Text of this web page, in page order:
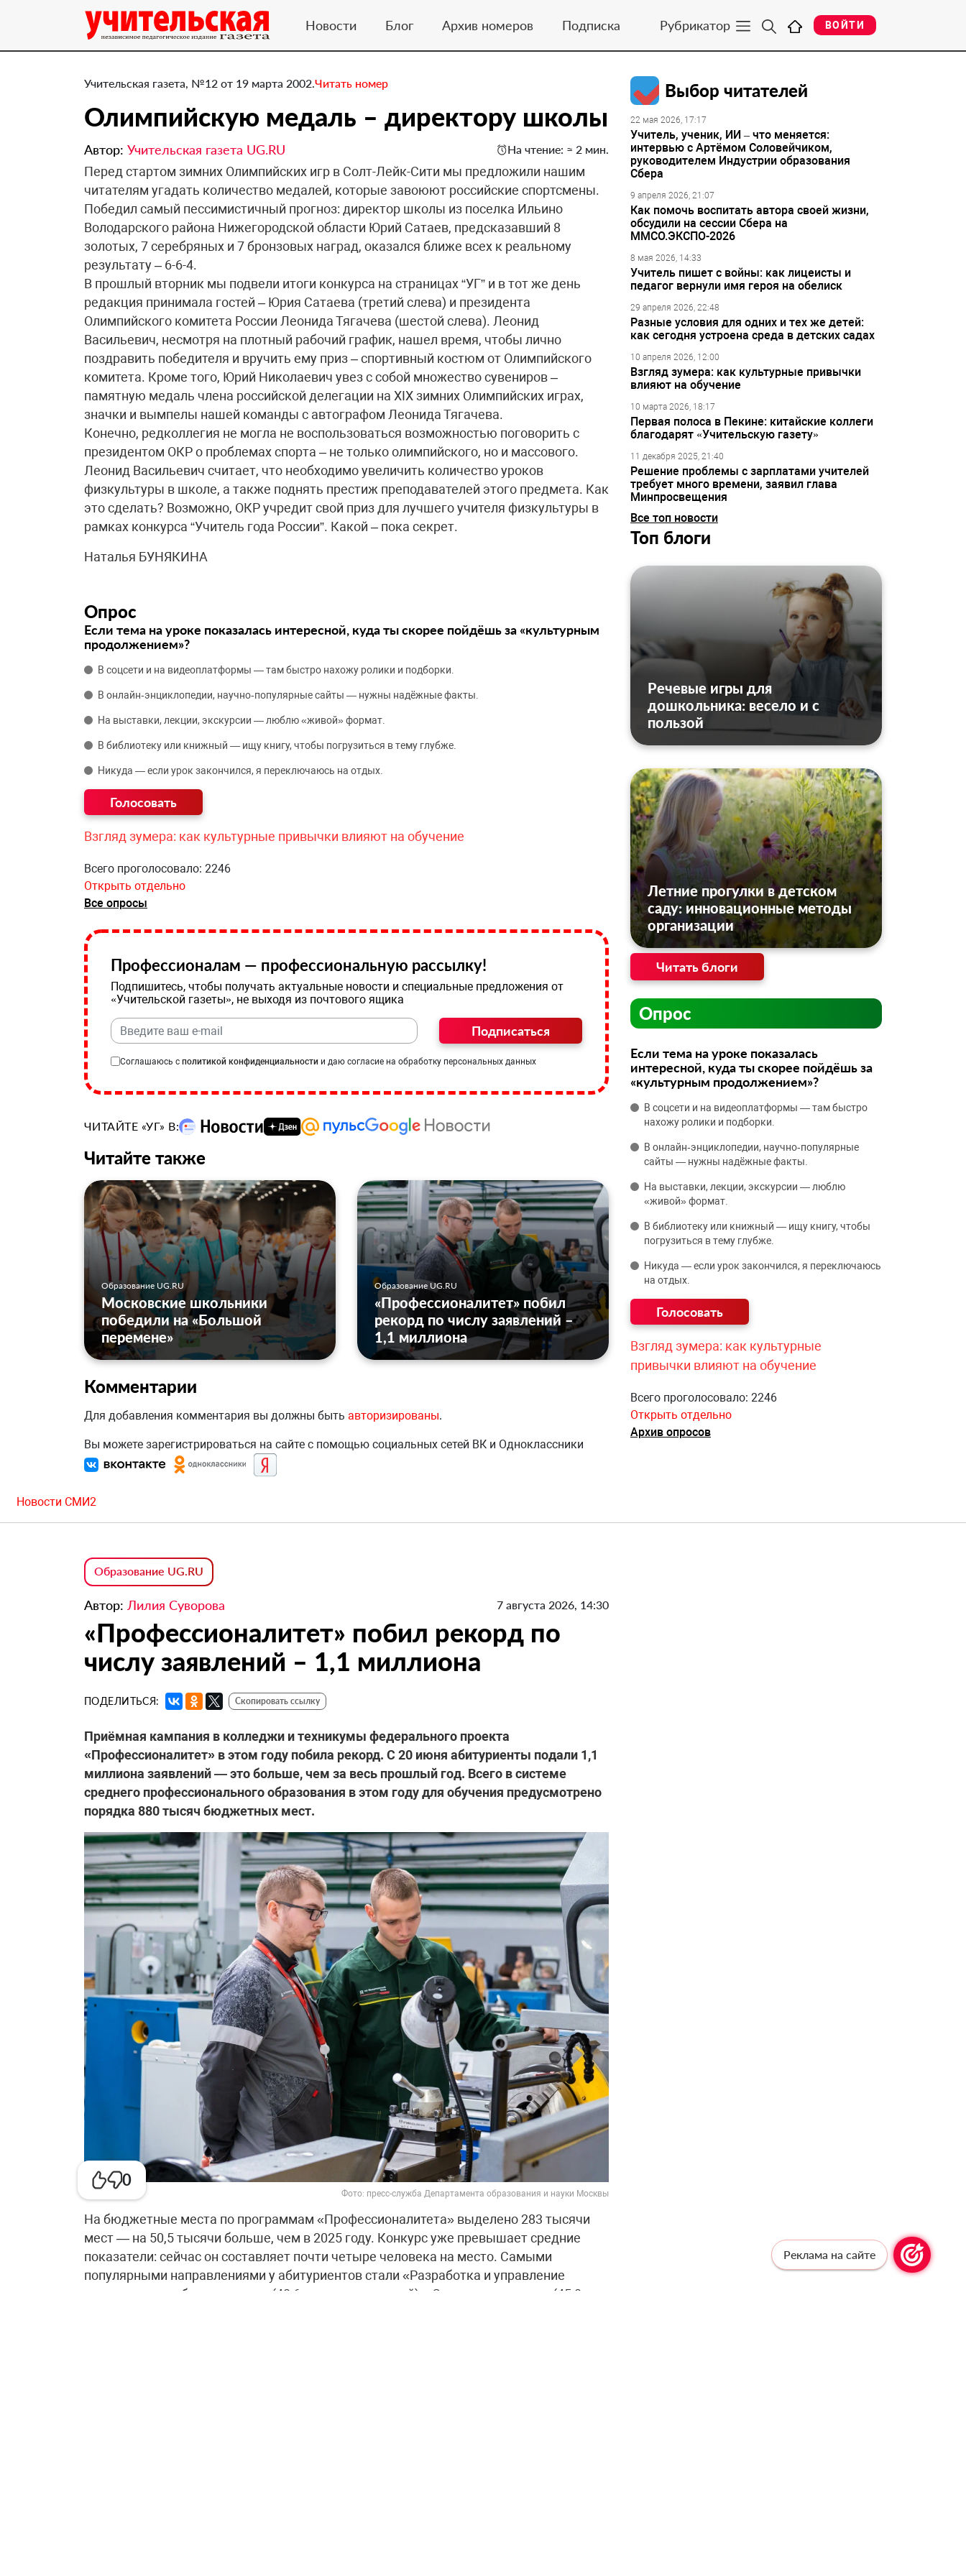
Новости Блог Архив номеров Подписка Рубрикатор ВОЙТИ
0
Учительская газета, №12 от 19 марта 2002.Читать номер
Олимпийскую медаль – директору школы
Автор: Учительская газета UG.RU На чтение: ≈ 2 мин.
Перед стартом зимних Олимпийских игр в Солт-Лейк-Сити мы предложили нашим
читателям угадать количество медалей, которые завоюют российские спортсмены.
Победил самый пессимистичный прогноз: директор школы из поселка Ильино
Володарского района Нижегородской области Юрий Сатаев, предсказавший 8
золотых, 7 серебряных и 7 бронзовых наград, оказался ближе всех к реальному
результату – 6-6-4.
В прошлый вторник мы подвели итоги конкурса на страницах “УГ” и в тот же день
редакция принимала гостей – Юрия Сатаева (третий слева) и президента
Олимпийского комитета России Леонида Тягачева (шестой слева). Леонид
Васильевич, несмотря на плотный рабочий график, нашел время, чтобы лично
поздравить победителя и вручить ему приз – спортивный костюм от Олимпийского
комитета. Кроме того, Юрий Николаевич увез с собой множество сувениров –
памятную медаль члена российской делегации на XIX зимних Олимпийских играх,
значки и вымпелы нашей команды с автографом Леонида Тягачева.
Конечно, редколлегия не могла не воспользоваться возможностью поговорить с
президентом ОКР о проблемах спорта – не только олимпийского, но и массового.
Леонид Васильевич считает, что необходимо увеличить количество уроков
физкультуры в школе, а также поднять престиж преподавателей этого предмета. Как
это сделать? Возможно, ОКР учредит свой приз для лучшего учителя физкультуры в
рамках конкурса “Учитель года России”. Какой – пока секрет.
Наталья БУНЯКИНА
Опрос
Если тема на уроке показалась интересной, куда ты скорее пойдёшь за «культурным
продолжением»?
В соцсети и на видеоплатформы — там быстро нахожу ролики и подборки.
В онлайн‑энциклопедии, научно‑популярные сайты — нужны надёжные факты.
На выставки, лекции, экскурсии — люблю «живой» формат.
В библиотеку или книжный — ищу книгу, чтобы погрузиться в тему глубже.
Никуда — если урок закончился, я переключаюсь на отдых.
Взгляд зумера: как культурные привычки влияют на обучение
Всего проголосовало: 2246
Открыть отдельно
Все опросы
Профессионалам — профессиональную рассылку!
Подпишитесь, чтобы получать актуальные новости и специальные предложения от
«Учительской газеты», не выходя из почтового ящика
Подписаться
Соглашаюсь с политикой конфиденциальности и даю согласие на обработку персональных данных
ЧИТАЙТЕ «УГ» В:
Читайте также
Образование UG.RU
Московские школьники
победили на «Большой
перемене»
Образование UG.RU
«Профессионалитет» побил
рекорд по числу заявлений –
1,1 миллиона
Комментарии
Для добавления комментария вы должны быть авторизированы.
Вы можете зарегистрироваться на сайте с помощью социальных сетей ВК и Одноклассники
Выбор читателей
22 мая 2026, 17:17
Учитель, ученик, ИИ – что меняется:
интервью с Артёмом Соловейчиком,
руководителем Индустрии образования
Сбера
9 апреля 2026, 21:07
Как помочь воспитать автора своей жизни,
обсудили на сессии Сбера на
ММСО.ЭКСПО-2026
8 мая 2026, 14:33
Учитель пишет с войны: как лицеисты и
педагог вернули имя героя на обелиск
29 апреля 2026, 22:48
Разные условия для одних и тех же детей:
как сегодня устроена среда в детских садах
10 апреля 2026, 12:00
Взгляд зумера: как культурные привычки
влияют на обучение
10 марта 2026, 18:17
Первая полоса в Пекине: китайские коллеги
благодарят «Учительскую газету»
11 декабря 2025, 21:40
Решение проблемы с зарплатами учителей
требует много времени, заявил глава
Минпросвещения
Все топ новости
Топ блоги
Речевые игры для
дошкольника: весело и с
пользой
Летние прогулки в детском
саду: инновационные методы
организации
Читать блоги
Опрос
Если тема на уроке показалась
интересной, куда ты скорее пойдёшь за
«культурным продолжением»?
В соцсети и на видеоплатформы — там быстро
нахожу ролики и подборки.
В онлайн‑энциклопедии, научно‑популярные
сайты — нужны надёжные факты.
На выставки, лекции, экскурсии — люблю
«живой» формат.
В библиотеку или книжный — ищу книгу, чтобы
погрузиться в тему глубже.
Никуда — если урок закончился, я переключаюсь
на отдых.
Взгляд зумера: как культурные
привычки влияют на обучение
Всего проголосовало: 2246
Открыть отдельно
Архив опросов
Новости СМИ2
Образование UG.RU
Автор: Лилия Суворова 7 августа 2026, 14:30
«Профессионалитет» побил рекорд по
числу заявлений – 1,1 миллиона
ПОДЕЛИТЬСЯ: Скопировать ссылку
Приёмная кампания в колледжи и техникумы федерального проекта
«Профессионалитет» в этом году побила рекорд. С 20 июня абитуриенты подали 1,1
миллиона заявлений — это больше, чем за весь прошлый год. Всего в системе
среднего профессионального образования в этом году для обучения предусмотрено
порядка 880 тысяч бюджетных мест.
Фото: пресс-служба Департамента образования и науки Москвы
На бюджетные места по программам «Профессионалитета» выделено 283 тысячи
мест — на 50,5 тысячи больше, чем в 2025 году. Конкурс уже превышает средние
показатели: сейчас он составляет почти четыре человека на место. Самыми
популярными направлениями у абитуриентов стали «Разработка и управление
программным обеспечением» (48,6 тысячи заявлений), «Сестринское дело» (45,8
Реклама на сайте